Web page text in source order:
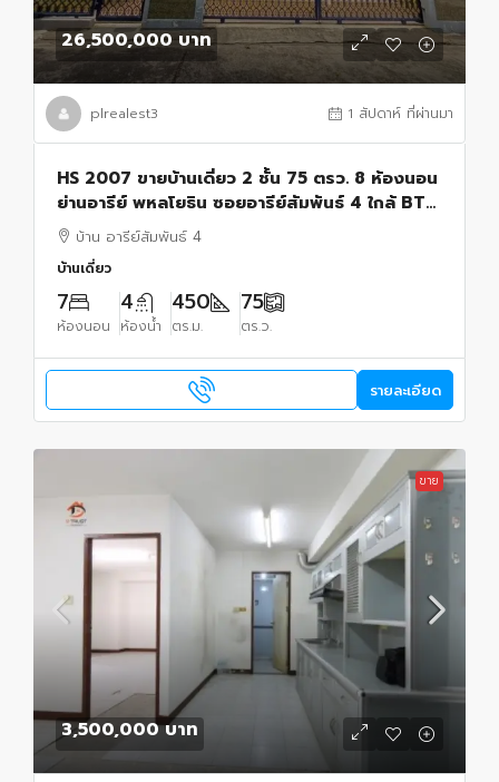
26,500,000 บาท
plrealest3 1 สัปดาห์ ที่ผ่านมา
HS 2007 ขายบ้านเดี่ยว 2 ชั้น 75 ตรว. 8 ห้องนอน
ย่านอารีย์ พหลโยธิน ซอยอารีย์สัมพันธ์ 4 ใกล้ BTS
อารีย์บ้าน อารีย์สัมพันธ์ 4
บ้านเดี่ยว
7
ห้องนอน
4
ห้องน้ำ
450
ตร.ม.
75
ตร.ว.
รายละเอียด
ขาย
3,500,000 บาท